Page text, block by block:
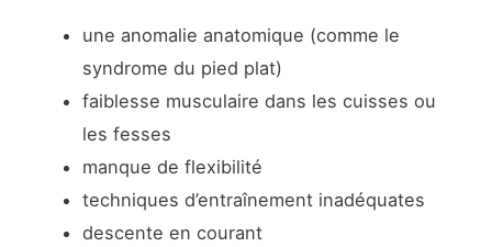
une anomalie anatomique (comme le
syndrome du pied plat)
faiblesse musculaire dans les cuisses ou
les fesses
manque de flexibilité
techniques d’entraînement inadéquates
descente en courant